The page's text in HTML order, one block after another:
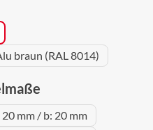
braun (RAL 8014)
20 mm / b: 20 mm